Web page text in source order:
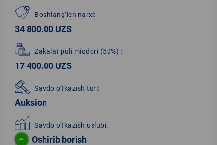
Boshlang‘ich narxi:
34 800.00 UZS
Zakalat puli miqdori (50%) :
17 400.00 UZS
Savdo o‘tkazish turi:
Auksion
Savdo o‘tkazish uslubi:
Oshirib borish